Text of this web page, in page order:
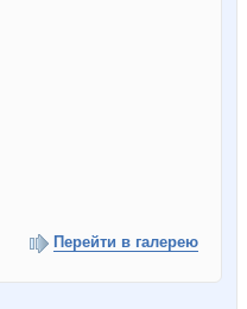
Перейти в галерею